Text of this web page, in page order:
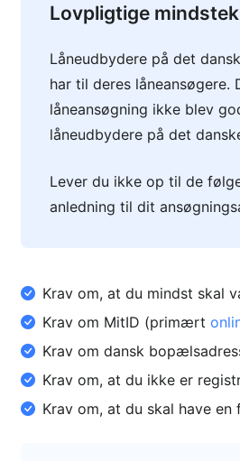
Lovpligtige
Låneudbydere på det
har til deres
låneansøgning ikke blev
låneudbydere på det
Lever du ikke op til de
anledning til dit
Krav om, at du mindst skal
Krav om MitID (primært
Krav om dansk
Krav om, at du ikke er
Krav om, at du skal have